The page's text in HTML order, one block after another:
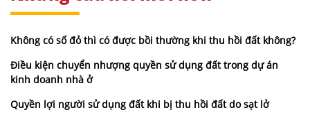
Không có số đỏ thì có được bồi thường khi thu hồi đất không?
Điều kiện chuyển nhượng quyền sử dụng đất trong dự án
kinh doanh nhà ở
Quyền lợi người sử dụng đất khi bị thu hồi đất do sạt lở